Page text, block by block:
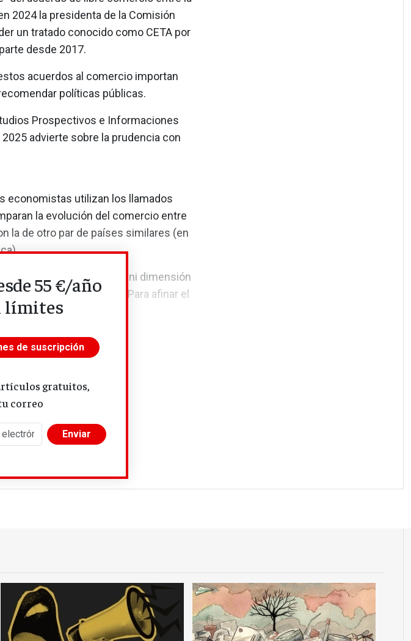
2024 la presidenta de la Comisión
un tratado conocido como CETA por
desde 2017.
acuerdos al comercio importan
políticas públicas.
Prospectivos e Informaciones
advierte sobre la prudencia con
economistas utilizan los llamados
la evolución del comercio entre
la de otro par de países similares (en
historia, geografía ni dimensión
entre la UE y China. Para afinar el
55 €/año
límites
de suscripción
gratuitos,
correo